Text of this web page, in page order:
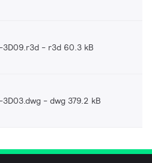
3D09.r3d r3d 60.3 kB
dwg 379.2 kB